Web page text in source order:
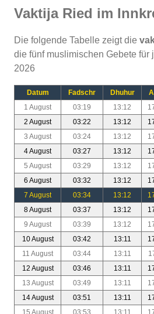
Vaktija Ried im
Die folgende Tabelle zeigt die
die fünf muslimischen Gebete für
2026
Datum Fadschr Dhuhur
1 August
03:19 13:12
2 August
03:22 13:12
3 August
03:24 13:12
4 August
03:27 13:12
5 August
03:29 13:12
6 August
03:32 13:12
7 August
03:34 13:12
8 August
03:37 13:12
9 August
03:39 13:12
10 August
03:42 13:11
11 August
03:44 13:11
12 August
03:46 13:11
13 August
03:49 13:11
14 August
03:51 13:11
15 August
03:53 13:11